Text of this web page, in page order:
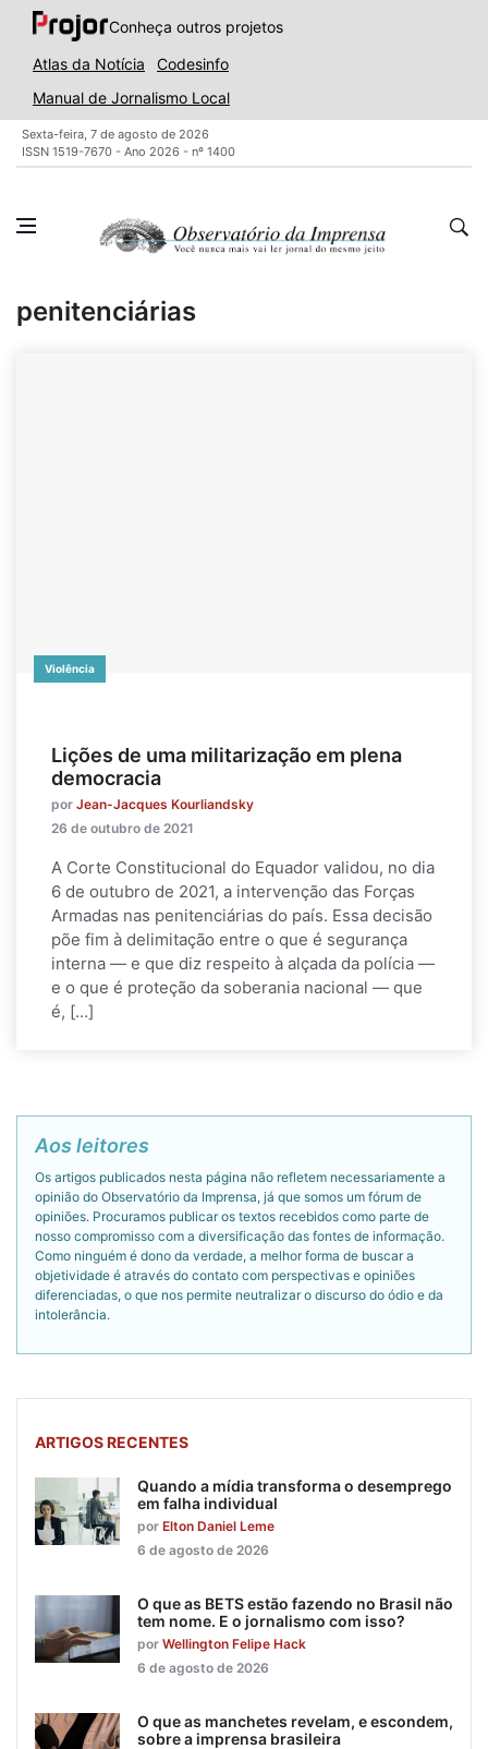
Conheça outros projetos
Atlas da Notícia
Codesinfo
Manual de Jornalismo Local
Sexta-feira, 7 de agosto de 2026
ISSN 1519-7670 - Ano 2026 - nº 1400
penitenciárias
Violência
Lições de uma militarização em plena
democracia
por Jean-Jacques Kourliandsky
26 de outubro de 2021
A Corte Constitucional do Equador validou, no dia
6 de outubro de 2021, a intervenção das Forças
Armadas nas penitenciárias do país. Essa decisão
põe fim à delimitação entre o que é segurança
interna — e que diz respeito à alçada da polícia —
e o que é proteção da soberania nacional — que
é, […]
Aos leitores
Os artigos publicados nesta página não refletem necessariamente a
opinião do Observatório da Imprensa, já que somos um fórum de
opiniões. Procuramos publicar os textos recebidos como parte de
nosso compromisso com a diversificação das fontes de informação.
Como ninguém é dono da verdade, a melhor forma de buscar a
objetividade é através do contato com perspectivas e opiniões
diferenciadas, o que nos permite neutralizar o discurso do ódio e da
intolerância.
ARTIGOS RECENTES
Quando a mídia transforma o desemprego
em falha individual
por Elton Daniel Leme
6 de agosto de 2026
O que as BETS estão fazendo no Brasil não
tem nome. E o jornalismo com isso?
por Wellington Felipe Hack
6 de agosto de 2026
O que as manchetes revelam, e escondem,
sobre a imprensa brasileira